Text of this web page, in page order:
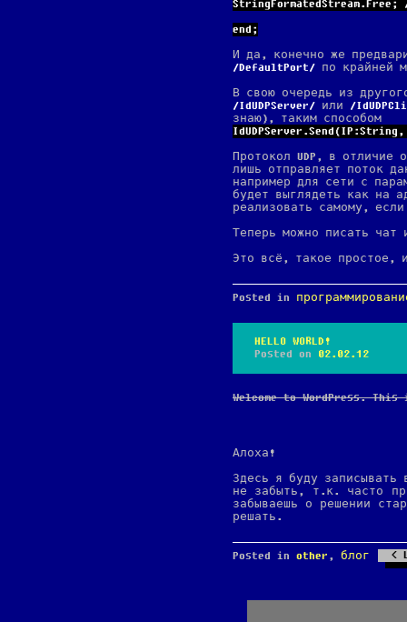
end;
И да, конечно же
DefaultPort
по крайней
В свою очередь из
IdUDPServer
или
знаю), таким способом
Протокол UDP, в отличие
лишь отправляет поток
например для сети с
будет выглядеть как на
реализовать самому,
Теперь можно писать
Это всё, такое простое,
Posted in
HELLO WORLD!
Posted on 02.02.12
Welcome to WordPress.
Алоха!
Здесь я буду записывать
не забыть, т.к. часто
забываешь о решении
решать.
Posted in other , блог